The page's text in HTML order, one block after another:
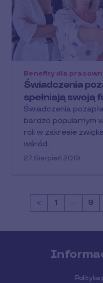
Świadczenia
spełniają swoją
Benefity dla
Świadczenia
bardzo popularnym
roli w zakresie
wśród…
27 Sierpień 2019
< Strona
1 … 9
Polityka